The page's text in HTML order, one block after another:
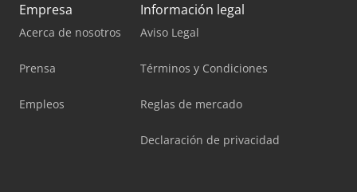
Empresa
Acerca de nosotros
Prensa
Empleos
Información legal
Aviso Legal
Términos y Condiciones
Reglas de mercado
Declaración de privacidad